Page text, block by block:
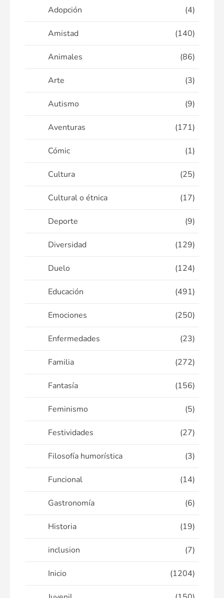
Adopción (4)
Amistad (140)
Animales (86)
Arte (3)
Autismo (9)
Aventuras (171)
Cómic (1)
Cultura (25)
Cultural o étnica (17)
Deporte (9)
Diversidad (129)
Duelo (124)
Educación (491)
Emociones (250)
Enfermedades (23)
Familia (272)
Fantasía (156)
Feminismo (5)
Festividades (27)
Filosofía humorística (3)
Funcional (14)
Gastronomía (6)
Historia (19)
inclusion (7)
Inicio (1204)